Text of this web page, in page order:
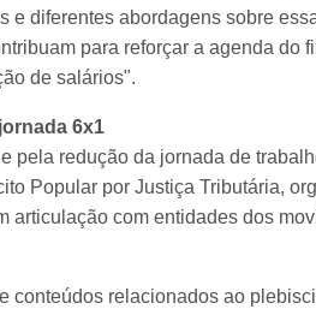
e diferentes abordagens sobre
para reforçar a agenda do
de salários".
6x1
pela redução da jornada de
Popular por Justiça Tributária,
articulação com entidades dos
conteúdos relacionados ao